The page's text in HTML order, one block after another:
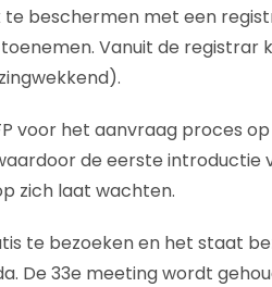
beschermen met een
Vanuit de registrar
voor het aanvraag proces
de eerste introductie
zich laat wachten.
te bezoeken en het staat
De 33e meeting wordt